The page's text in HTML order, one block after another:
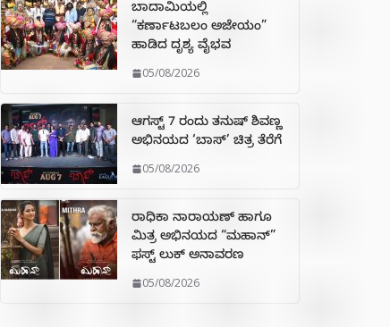
ಬಾದಾಮಿಯಲ್ಲಿ
“ಕರ್ಣಾಟಬಲಂ ಅಜೇಯಂ”
ಹಾಡಿದ ದೃಶ್ಯ ವೈಭವ
05/08/2026
ಆಗಸ್ಟ್ 7 ರಂದು ತನುಷ್ ಶಿವಣ್ಣ
ಅಭಿನಯದ ‘ಬಾಸ್’ ಚಿತ್ರ ತೆರೆಗೆ
05/08/2026
ರಾಧಿಕಾ ನಾರಾಯಣ್ ಹಾಗೂ
ಮಿತ್ರ ಅಭಿನಯದ “ಮಹಾನ್”
ಫಸ್ಟ್ ಲುಕ್ ಅನಾವರಣ
05/08/2026